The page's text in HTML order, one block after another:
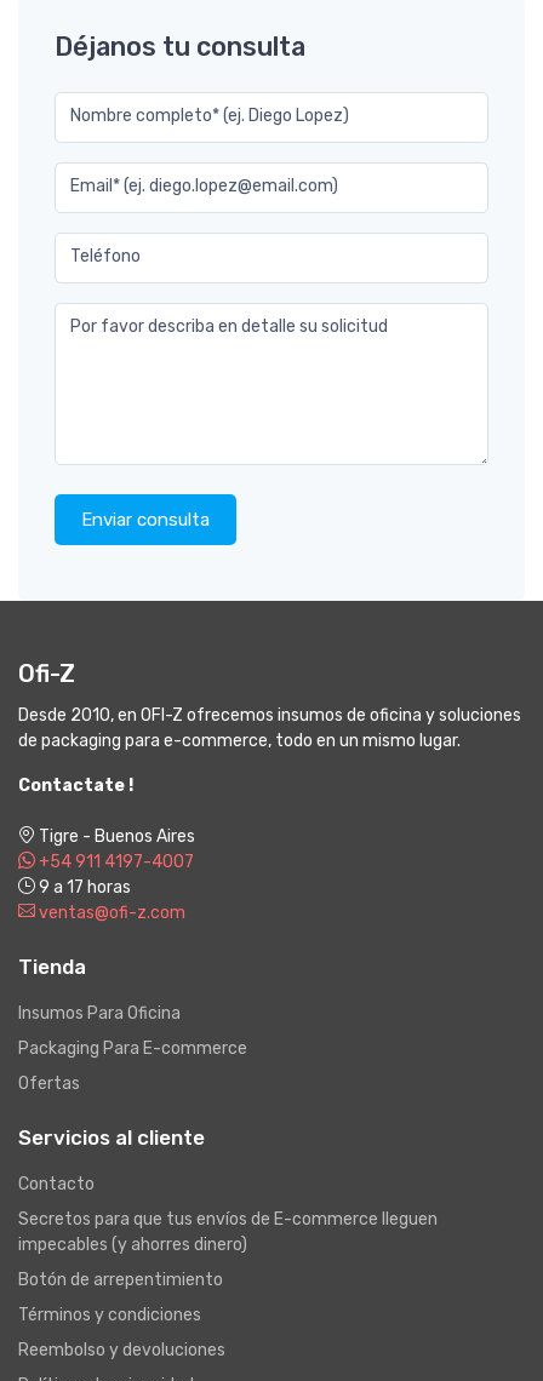
Déjanos tu consulta
Nombre completo* (ej. Diego Lopez)
Email* (ej. diego.lopez@email.com)
Teléfono
Por favor describa en detalle su solicitud
Enviar consulta
Ofi-Z
Desde 2010, en OFI-Z ofrecemos insumos de oficina y soluciones
de packaging para e-commerce, todo en un mismo lugar.
Contactate !
Tigre - Buenos Aires
+54 911 4197-4007
9 a 17 horas
ventas@ofi-z.com
Tienda
Insumos Para Oficina
Packaging Para E-commerce
Ofertas
Servicios al cliente
Contacto
Secretos para que tus envíos de E-commerce lleguen
impecables (y ahorres dinero)
Botón de arrepentimiento
Términos y condiciones
Reembolso y devoluciones